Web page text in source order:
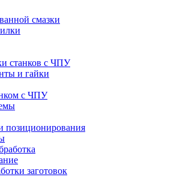
смазки
станков с ЧПУ
и гайки
с ЧПУ
позиционирования
заготовок